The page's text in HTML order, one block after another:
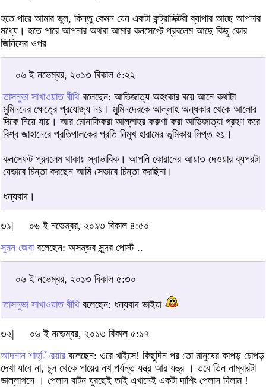
হতে পারে আমার ভুল, কিন্তু কেমন যেন একটা কন্ট্রাডিক্টরী ব্যাপার আছে আপনার
মধ্যে। হতে পারে আপনার অথবা আমার কনসেপ্টে প্রবলেম আছে কিছু কোর
জিনিসের ওপর
০৬ ই নভেম্বর, ২০১৩ বিকাল ৫:২২
তাসনুভা সাখাওয়াত বীথি বলেছেন: আভিজাত্য অহংকার বয়ে আনে কথাটা
মুমিনদের ক্ষেত্রে প্রযোজ্য নয়। মুমিনদেরকে আল্লাহ অন্ধকার থেকে আলোর
দিকে নিয়ে যায়। আর মোনাফিকরা আল্লাহর করুণা করা আভিজাত্যা গ্রহণ করে
বিশ্ব জাহানেরে প্রতিপালকের প্রতি নিমুখ হারামের ভূমিকায় লিপ্ত হয়।
কনসেফট প্রবলেম থাকায় স্বাভাবিক। আপনি কোরানের আয়াত দেওয়ার ব্যপরটা
যেভাবে চিন্তা করছেন আমি সেভাবে চিন্তা করছিনা।
ধন্যবাদ।
৩১|
০৬ ই নভেম্বর, ২০১৩ বিকাল ৪:৫০
সুমন জেবাবলেছেন: অসম্ভব সুন্দর পোস্ট ..
০৬ ই নভেম্বর, ২০১৩ বিকাল ৫:৩০
তাসনুভা সাখাওয়াত বীথি বলেছেন: ধন্যবাদ ভাইয়া
৩২|
০৬ ই নভেম্বর, ২০১৩ বিকাল ৫:১৭
আদনান শাহ্‌িরয়ার বলেছেন: ওরে খাইসে! কিছুদিন পর তো মানুষের কাপড় চোপড়
দেখা যাবে না, চুল থেকে পায়ের নখ পর্যন্ত যন্ত্র আর যন্ত্র । তবে তিন নাম্বারটা
ভাল্লাগসে । পেলাস বাটন ঘুরছেই তাই এখানেই একটা দাশিং পেলাস দিলাম !